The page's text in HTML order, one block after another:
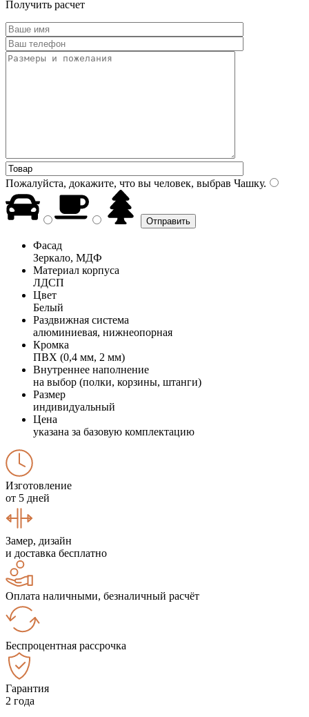
Получить расчет
Пожалуйста, докажите, что вы человек, выбрав Чашку.
Фасад
Зеркало, МДФ
Материал корпуса
ЛДСП
Цвет
Белый
Раздвижная система
алюминиевая, нижнеопорная
Кромка
ПВХ (0,4 мм, 2 мм)
Внутреннее наполнение
на выбор (полки, корзины, штанги)
Размер
индивидуальный
Цена
указана за базовую комплектацию
Изготовление
от 5 дней
Замер, дизайн
и доставка бесплатно
Оплата наличными, безналичный расчёт
Беспроцентная рассрочка
Гарантия
2 года